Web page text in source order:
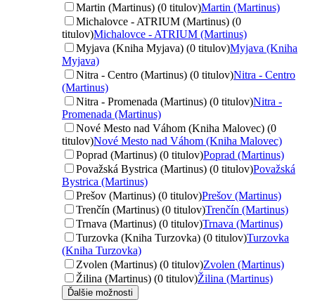
Martin (Martinus) (0 titulov)Martin (Martinus)
Michalovce - ATRIUM (Martinus) (0
titulov)Michalovce - ATRIUM (Martinus)
Myjava (Kniha Myjava) (0 titulov)Myjava (Kniha
Myjava)
Nitra - Centro (Martinus) (0 titulov)Nitra - Centro
(Martinus)
Nitra - Promenada (Martinus) (0 titulov)Nitra -
Promenada (Martinus)
Nové Mesto nad Váhom (Kniha Malovec) (0
titulov)Nové Mesto nad Váhom (Kniha Malovec)
Poprad (Martinus) (0 titulov)Poprad (Martinus)
Považská Bystrica (Martinus) (0 titulov)Považská
Bystrica (Martinus)
Prešov (Martinus) (0 titulov)Prešov (Martinus)
Trenčín (Martinus) (0 titulov)Trenčín (Martinus)
Trnava (Martinus) (0 titulov)Trnava (Martinus)
Turzovka (Kniha Turzovka) (0 titulov)Turzovka
(Kniha Turzovka)
Zvolen (Martinus) (0 titulov)Zvolen (Martinus)
Žilina (Martinus) (0 titulov)Žilina (Martinus)
Ďalšie možnosti